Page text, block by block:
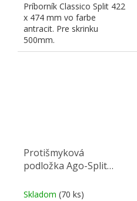
Príborník Classico Split 422
x 474 mm vo farbe
antracit. Pre skrinku
500mm.
Protišmyková
podložka Ago-Split
Skladom (70 ks)